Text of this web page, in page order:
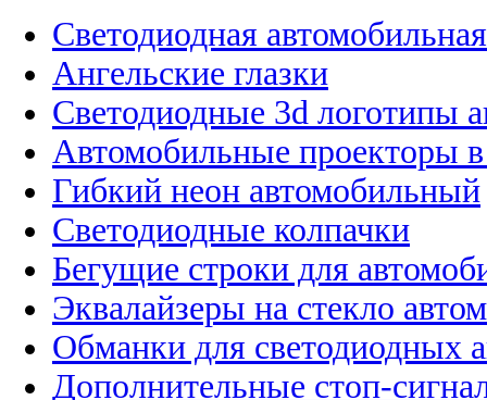
Светодиодная
Ангельские глазки
Светодиодные 3d логотипы
Автомобильные проекторы
Гибкий неон автомобильный
Светодиодные колпачки
Бегущие строки для
Эквалайзеры на стекло
Обманки для светодиодных
Дополнительные стоп-